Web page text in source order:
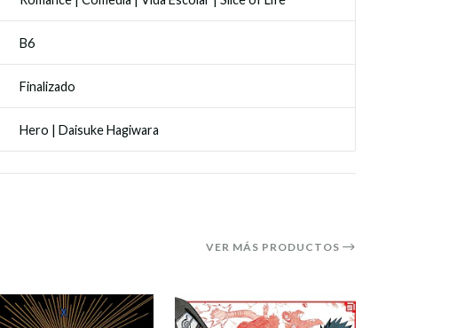
B6
Finalizado
Hero | Daisuke Hagiwara
VER MÁS PRODUCTOS